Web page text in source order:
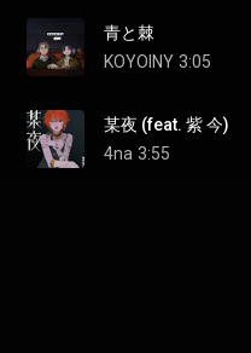
青と棘
KOYOINY 3:05
某夜 (feat. 紫 今)
4na 3:55